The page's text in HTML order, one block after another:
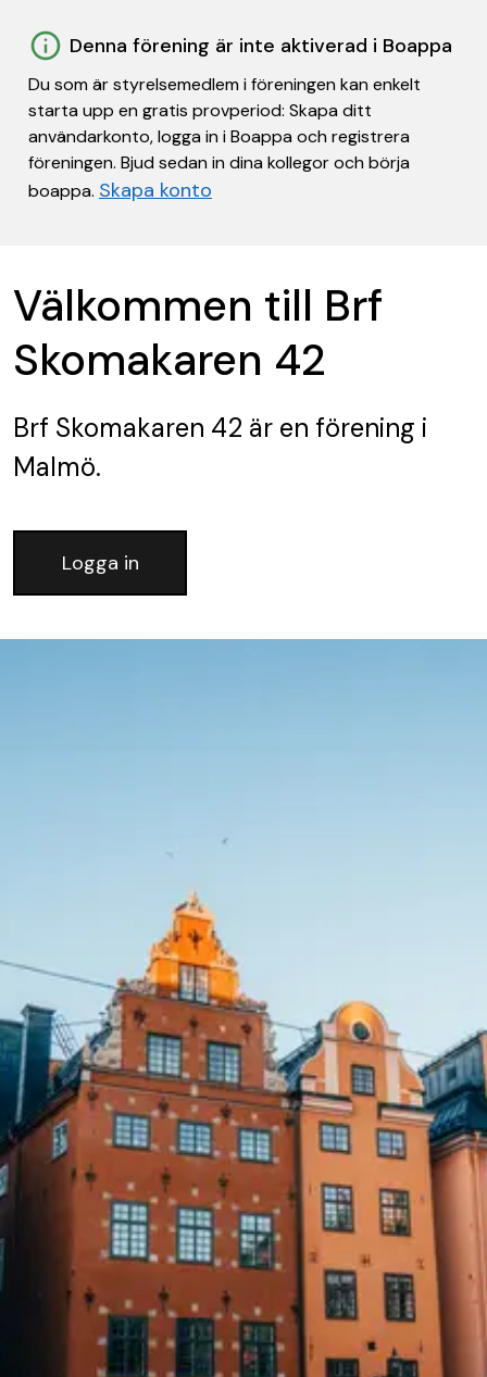
Denna förening är inte aktiverad i Boappa
Du som är styrelsemedlem i föreningen kan enkelt
starta upp en gratis provperiod: Skapa ditt
användarkonto, logga in i Boappa och registrera
föreningen. Bjud sedan in dina kollegor och börja
boappa. Skapa konto
Välkommen till Brf
Skomakaren 42
Brf Skomakaren 42 är en förening i
Malmö.
Logga in